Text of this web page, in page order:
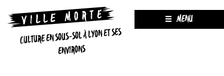
CULTURE EN SOUS-SOL À LYON ET SES
ENVIRONS
MENU